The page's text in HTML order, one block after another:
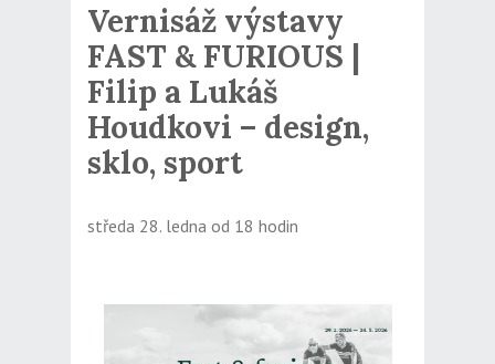
Vernisáž výstavy
FAST & FURIOUS |
Filip a Lukáš
Houdkovi – design,
sklo, sport
středa 28. ledna od 18 hodin